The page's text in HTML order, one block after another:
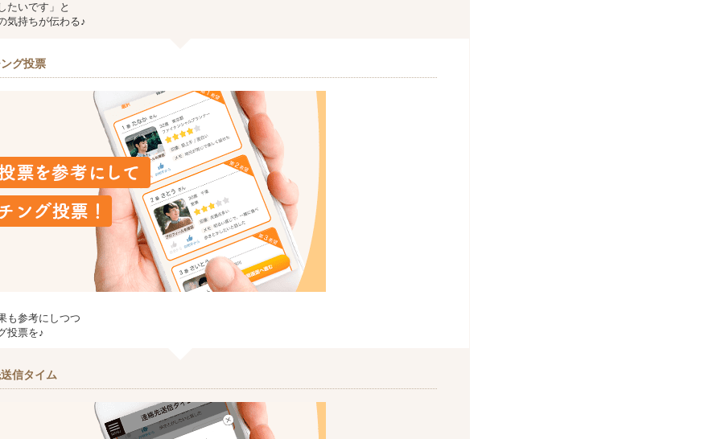
たいです」と
気持ちが伝わる♪
グ投票
も参考にしつつ
投票を♪
信タイム